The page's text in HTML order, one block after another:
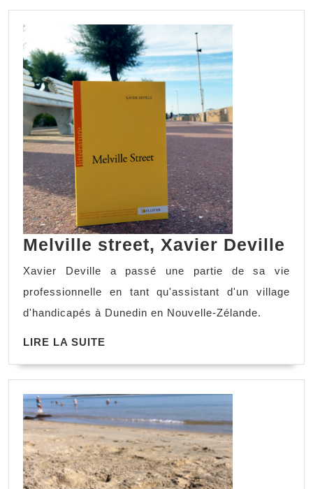
Melville street, Xavier Deville
Xavier Deville a passé une partie de sa vie
professionnelle en tant qu'assistant d'un village
d'handicapés à Dunedin en Nouvelle-Zélande.
LIRE LA SUITE